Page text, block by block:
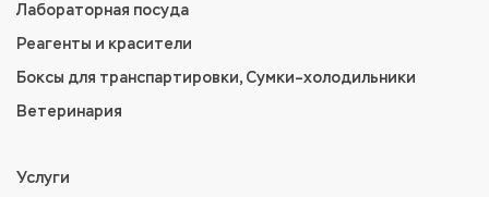
Лабораторная посуда
Реагенты и красители
Боксы для транспартировки, Сумки–холодильники
Ветеринария
Услуги